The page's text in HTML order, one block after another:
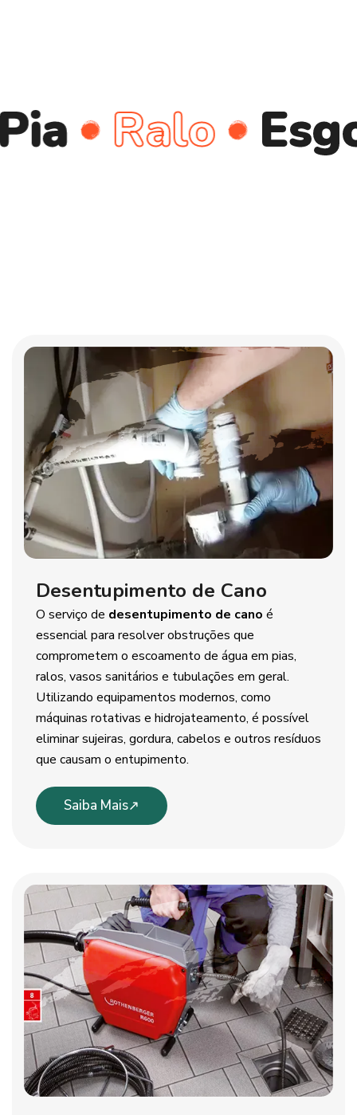
Ralo Esgoto
Desentupimento de Cano
O serviço de desentupimento de cano é
essencial para resolver obstruções que
comprometem o escoamento de água em pias,
ralos, vasos sanitários e tubulações em geral.
Utilizando equipamentos modernos, como
máquinas rotativas e hidrojateamento, é possível
eliminar sujeiras, gordura, cabelos e outros resíduos
que causam o entupimento.
Saiba Mais